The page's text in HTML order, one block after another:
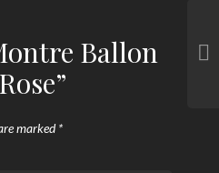
Ballon
marked*